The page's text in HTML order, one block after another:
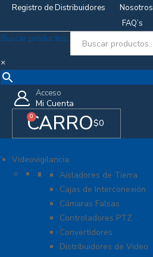
Registro de Distribuidores Nosotros
FAQ’s
Buscar productos..
×
Acceso
Mi Cuenta
$0
0
CARRO
Videovigilancia
Accesorios generales
Aisladores de Tierra
Cajas de Interconexión
Cámaras Falsas
Controladores PTZ
Convertidores
Distribuidores de Video